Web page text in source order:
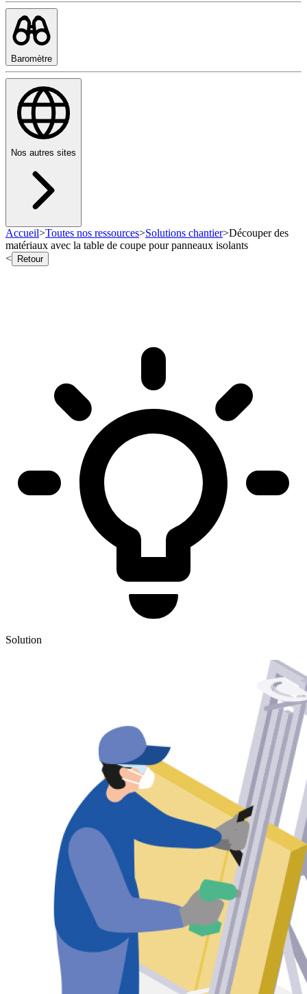
Baromètre
Nos autres sites
Accueil>Toutes nos ressources>Solutions chantier>Découper des
matériaux avec la table de coupe pour panneaux isolants
<
Retour
Solution